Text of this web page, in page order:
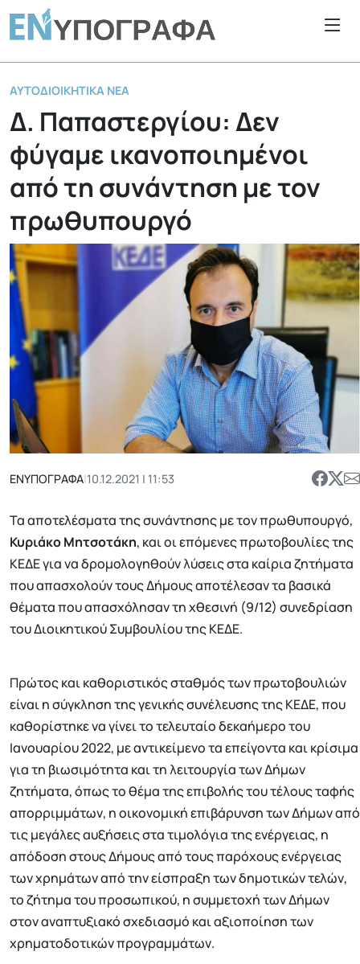
ΑΥΤΟΔΙΟΙΚΗΤΙΚΆ ΝΈΑ
Δ. Παπαστεργίου: Δεν
φύγαμε ικανοποιημένοι
από τη συνάντηση με τον
πρωθυπουργό
ΕΝΥΠΟΓΡΑΦΑ|10.12.2021 | 11:53
Τα αποτελέσματα της συνάντησης με τον πρωθυπουργό,
Κυριάκο Μητσοτάκη, και οι επόμενες πρωτοβουλίες της
ΚΕΔΕ για να δρομολογηθούν λύσεις στα καίρια ζητήματα
που απασχολούν τους Δήμους αποτέλεσαν τα βασικά
θέματα που απασχόλησαν τη χθεσινή (9/12) συνεδρίαση
του Διοικητικού Συμβουλίου της ΚΕΔΕ.
Πρώτος και καθοριστικός σταθμός των πρωτοβουλιών
είναι η σύγκληση της γενικής συνέλευσης της ΚΕΔΕ, που
καθορίστηκε να γίνει το τελευταίο δεκαήμερο του
Ιανουαρίου 2022, με αντικείμενο τα επείγοντα και κρίσιμα
για τη βιωσιμότητα και τη λειτουργία των Δήμων
ζητήματα, όπως το θέμα της επιβολής του τέλους ταφής
απορριμμάτων, η οικονομική επιβάρυνση των Δήμων από
τις μεγάλες αυξήσεις στα τιμολόγια της ενέργειας, η
απόδοση στους Δήμους από τους παρόχους ενέργειας
των χρημάτων από την είσπραξη των δημοτικών τελών,
το ζήτημα του προσωπικού, η συμμετοχή των Δήμων
στον αναπτυξιακό σχεδιασμό και αξιοποίηση των
χρηματοδοτικών προγραμμάτων.